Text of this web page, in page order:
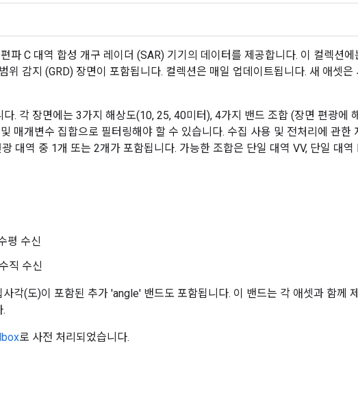
파 C 대역 합성 개구 레이더 (SAR) 기기의 데이터를 제공합니다. 이 컬렉션
감지 (GRD) 장면이 포함됩니다. 컬렉션은 매일 업데이트됩니다. 새 애셋
. 각 장면에는 3가지 해상도(10, 25, 40미터), 4가지 밴드 조합 (장면 편광에
매개변수 집합으로 필터링해야 할 수 있습니다. 수집 사용 및 전처리에 관한
대역 중 1개 또는 2개가 포함됩니다. 가능한 조합은 단일 대역 VV, 단일 대
평 수신
직 수신
각(도)이 포함된 추가 'angle' 밴드도 포함됩니다. 이 밴드는 각 애셋과 함께
로 사전 처리되었습니다.